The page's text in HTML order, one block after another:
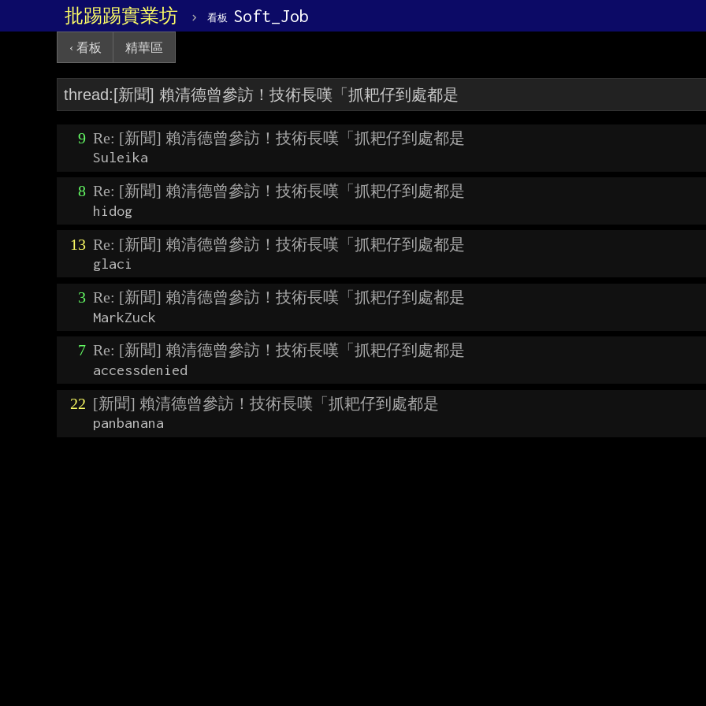
批踢踢實業坊 › 看板 Soft_Job
‹ 看板 精華區
9 Re: [新聞] 賴清德曾參訪！技術長嘆「抓耙仔到處都是
Suleika
8 Re: [新聞] 賴清德曾參訪！技術長嘆「抓耙仔到處都是
hidog
13 Re: [新聞] 賴清德曾參訪！技術長嘆「抓耙仔到處都是
glaci
3 Re: [新聞] 賴清德曾參訪！技術長嘆「抓耙仔到處都是
MarkZuck
7 Re: [新聞] 賴清德曾參訪！技術長嘆「抓耙仔到處都是
accessdenied
22 [新聞] 賴清德曾參訪！技術長嘆「抓耙仔到處都是
panbanana